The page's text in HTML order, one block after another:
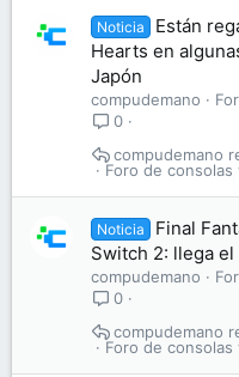
Noticia
Están
Hearts en
Japón
compudemano
0
Foro de consolas
compudemano
Noticia
Final
Switch 2: llega
compudemano
0
Foro de consolas
compudemano